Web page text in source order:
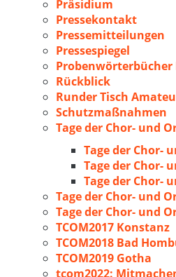
Präsidium
Pressekontakt
Pressemitteilungen
Pressespiegel
Probenwörterbücher
Rückblick
Runder Tisch
Schutzmaßnahmen
Tage der Chor- und
Tage der Chor-
Tage der Chor-
Tage der Chor-
Tage der Chor- und
Tage der Chor- und
TCOM2017 Konstanz
TCOM2018 Bad
TCOM2019 Gotha
tcom2022: